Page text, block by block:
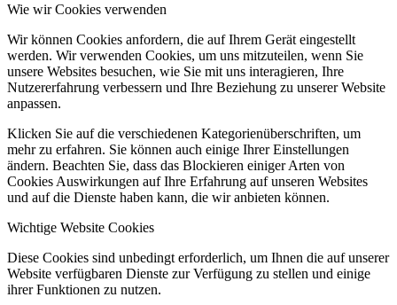
Wie wir Cookies verwenden
Wir können Cookies anfordern, die auf Ihrem Gerät eingestellt
werden. Wir verwenden Cookies, um uns mitzuteilen, wenn Sie
unsere Websites besuchen, wie Sie mit uns interagieren, Ihre
Nutzererfahrung verbessern und Ihre Beziehung zu unserer Website
anpassen.
Klicken Sie auf die verschiedenen Kategorienüberschriften, um
mehr zu erfahren. Sie können auch einige Ihrer Einstellungen
ändern. Beachten Sie, dass das Blockieren einiger Arten von
Cookies Auswirkungen auf Ihre Erfahrung auf unseren Websites
und auf die Dienste haben kann, die wir anbieten können.
Wichtige Website Cookies
Diese Cookies sind unbedingt erforderlich, um Ihnen die auf unserer
Website verfügbaren Dienste zur Verfügung zu stellen und einige
ihrer Funktionen zu nutzen.